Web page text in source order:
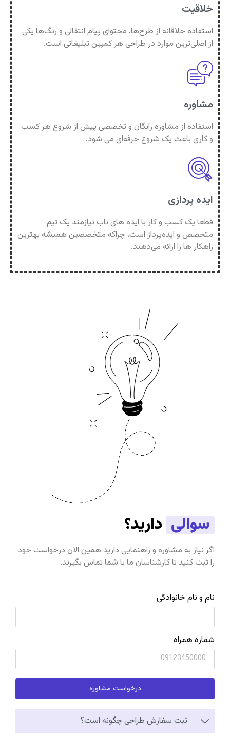
خلاقیت​
استفاده خلاقانه از طرح‌ها، محتوای پیام انتقالی و رنگ‌ها یکی
از اصلی‌ترین موارد در طراحی هر کمپین تبلیغاتی است.
مشاوره
استفاده از مشاوره رایگان و تخصصی پیش از شروع هر کسب
و کاری باعث یک شروع حرفه‌ای می شود.
ایده پردازی
قطعا یک کسب و کار با ایده های ناب نیازمند یک تیم
متخصص و ایده‌پرداز است، چراکه متخصصین همیشه بهترین‌
راهکار ها را ارائه می‌دهند.
سوالی دارید؟
اگر نیاز به مشاوره و راهنمایی دارید همین الان درخواست خود
را ثبت کنید تا کارشناسان ما با شما تماس بگیرند.
نام و نام خانوادگی
شماره همراه
درخواست مشاوره
ثبت سفارش طراحی چگونه است؟